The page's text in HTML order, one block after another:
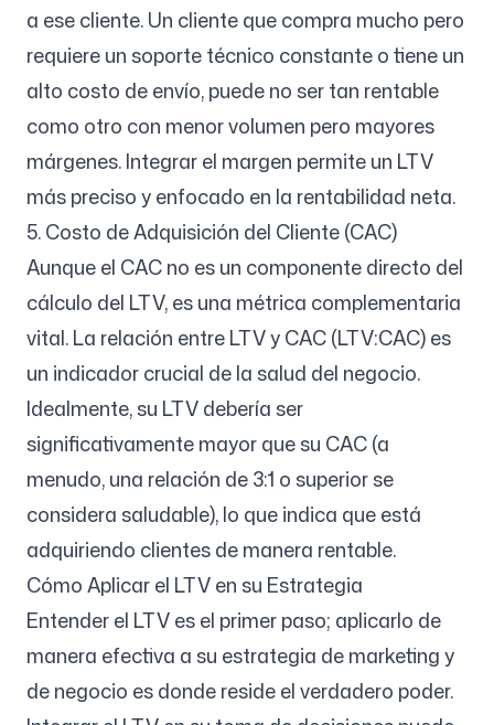
a ese cliente. Un cliente que compra mucho pero
requiere un soporte técnico constante o tiene un
alto costo de envío, puede no ser tan rentable
como otro con menor volumen pero mayores
márgenes. Integrar el margen permite un LTV
más preciso y enfocado en la rentabilidad neta.
5. Costo de Adquisición del Cliente (CAC)
Aunque el CAC no es un componente directo del
cálculo del LTV, es una métrica complementaria
vital. La relación entre LTV y CAC (LTV:CAC) es
un indicador crucial de la salud del negocio.
Idealmente, su LTV debería ser
significativamente mayor que su CAC (a
menudo, una relación de 3:1 o superior se
considera saludable), lo que indica que está
adquiriendo clientes de manera rentable.
Cómo Aplicar el LTV en su Estrategia
Entender el LTV es el primer paso; aplicarlo de
manera efectiva a su estrategia de marketing y
de negocio es donde reside el verdadero poder.